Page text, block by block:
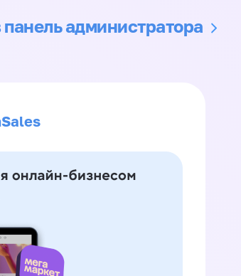
панель администратора